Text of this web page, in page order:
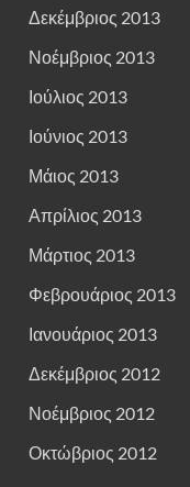
Δεκέμβριος 2013
Νοέμβριος 2013
Ιούλιος 2013
Ιούνιος 2013
Μάιος 2013
Απρίλιος 2013
Μάρτιος 2013
Φεβρουάριος 2013
Ιανουάριος 2013
Δεκέμβριος 2012
Νοέμβριος 2012
Οκτώβριος 2012